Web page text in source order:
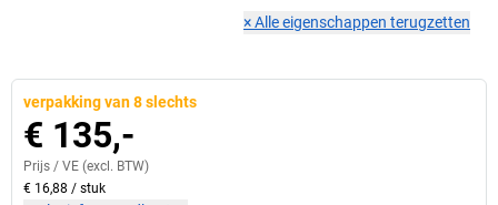
×Alle eigenschappen terugzetten
verpakking van 8 slechts
€ 135,-
Prijs / VE (excl. BTW)
€ 16,88 / stuk